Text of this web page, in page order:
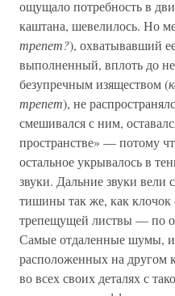
ощущало потребность в
каштана, шевелилось. Но
трепет?), охватывавший
выполненный, вплоть до
безупречным изяществом (
трепет), не
смешивался с ним,
пространстве» — потому
остальное укрывалось в
звуки. Дальние звуки
тишины так же, как
трепещущей листвы — по
Самые отдаленные шумы,
расположенных на другом
во всех своих деталях с